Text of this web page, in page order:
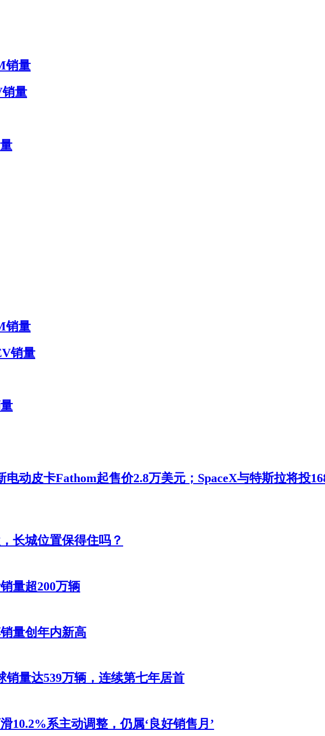
销量
销量
销量
销量
电动皮卡Fathom起售价2.8万美元；SpaceX与特斯拉将投
长城位置保得住吗？
量超200万辆
量创年内新高
销量达539万辆，连续第七年居首
10.2%系主动调整，仍属‘良好销售月’